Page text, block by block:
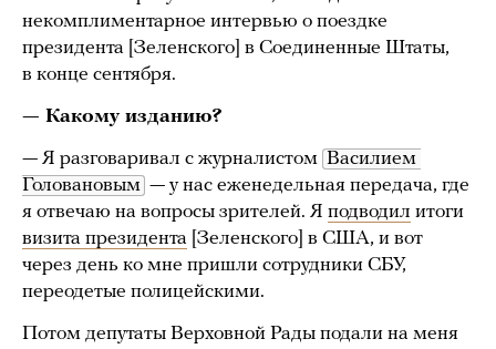
некомплиментарное интервью о поездке
президента [Зеленского] в Соединенные Штаты,
в конце сентября.
— Какому изданию?
— Я разговаривал с журналистом Василием
Головановым — у нас еженедельная передача, где
я отвечаю на вопросы зрителей. Я подводил итоги
визита президента [Зеленского] в США, и вот
через день ко мне пришли сотрудники СБУ,
переодетые полицейскими.
Потом депутаты Верховной Рады подали на меня